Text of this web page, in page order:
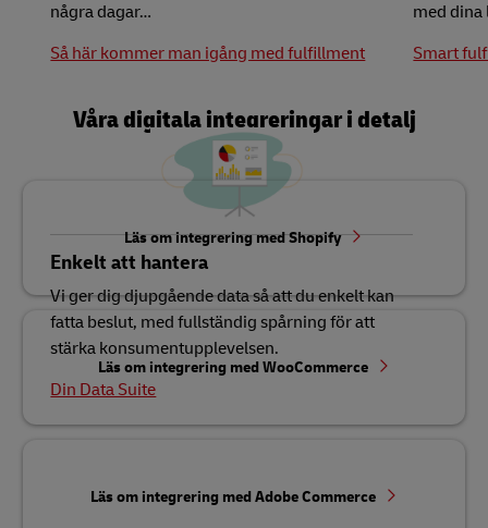
några dagar…
Så här kommer man igång med fulfillment
med dina
Smart
Enkelt att hantera
Vi ger dig djupgående data så att du enkelt kan
fatta beslut, med fullständig spårning för att
stärka konsumentupplevelsen.
Din Data Suite
Våra digitala integreringar i detalj
Läs om integrering med Shopify
Läs om integrering med WooCommerce
Läs om integrering med Adobe Commerce